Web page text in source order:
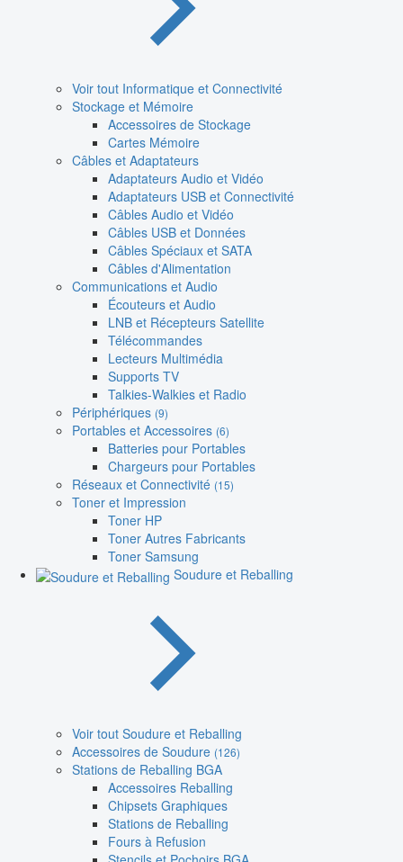
Voir tout Informatique et Connectivité
Stockage et Mémoire
Accessoires de Stockage
Cartes Mémoire
Câbles et Adaptateurs
Adaptateurs Audio et Vidéo
Adaptateurs USB et Connectivité
Câbles Audio et Vidéo
Câbles USB et Données
Câbles Spéciaux et SATA
Câbles d'Alimentation
Communications et Audio
Écouteurs et Audio
LNB et Récepteurs Satellite
Télécommandes
Lecteurs Multimédia
Supports TV
Talkies-Walkies et Radio
Périphériques (9)
Portables et Accessoires (6)
Batteries pour Portables
Chargeurs pour Portables
Réseaux et Connectivité (15)
Toner et Impression
Toner HP
Toner Autres Fabricants
Toner Samsung
Soudure et Reballing
Voir tout Soudure et Reballing
Accessoires de Soudure (126)
Stations de Reballing BGA
Accessoires Reballing
Chipsets Graphiques
Stations de Reballing
Fours à Refusion